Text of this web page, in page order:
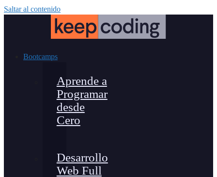
Saltar al contenido
Bootcamps
Aprende a
Programar
desde
Cero
Desarrollo
Web Full